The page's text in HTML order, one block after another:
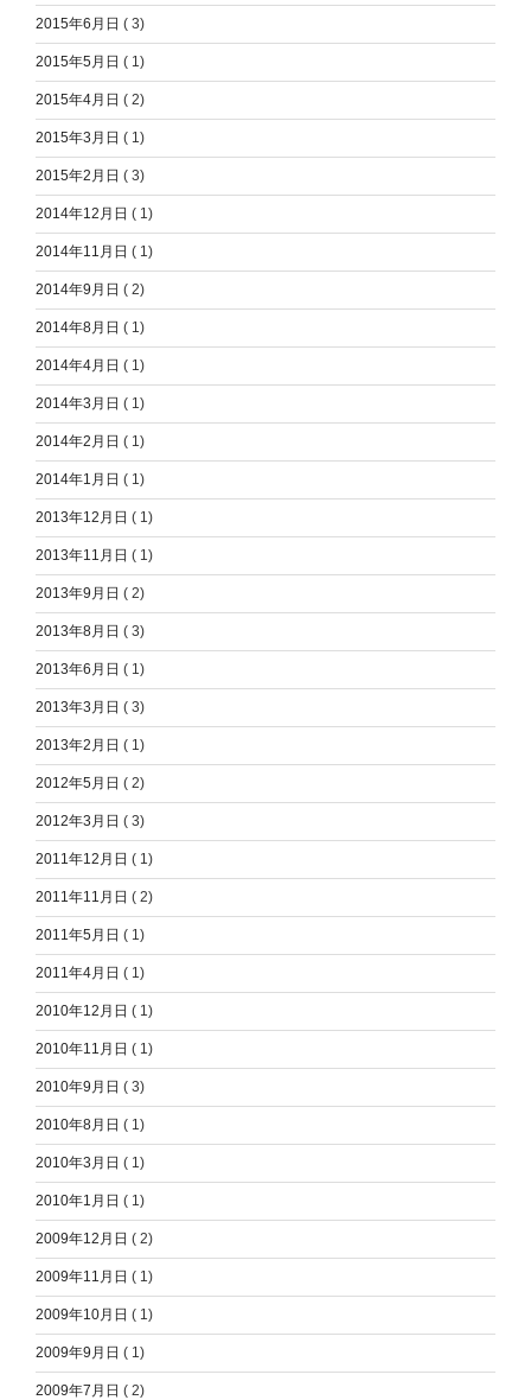
2015年6月日 ( 3)
2015年5月日 ( 1)
2015年4月日 ( 2)
2015年3月日 ( 1)
2015年2月日 ( 3)
2014年12月日 ( 1)
2014年11月日 ( 1)
2014年9月日 ( 2)
2014年8月日 ( 1)
2014年4月日 ( 1)
2014年3月日 ( 1)
2014年2月日 ( 1)
2014年1月日 ( 1)
2013年12月日 ( 1)
2013年11月日 ( 1)
2013年9月日 ( 2)
2013年8月日 ( 3)
2013年6月日 ( 1)
2013年3月日 ( 3)
2013年2月日 ( 1)
2012年5月日 ( 2)
2012年3月日 ( 3)
2011年12月日 ( 1)
2011年11月日 ( 2)
2011年5月日 ( 1)
2011年4月日 ( 1)
2010年12月日 ( 1)
2010年11月日 ( 1)
2010年9月日 ( 3)
2010年8月日 ( 1)
2010年3月日 ( 1)
2010年1月日 ( 1)
2009年12月日 ( 2)
2009年11月日 ( 1)
2009年10月日 ( 1)
2009年9月日 ( 1)
2009年7月日 ( 2)